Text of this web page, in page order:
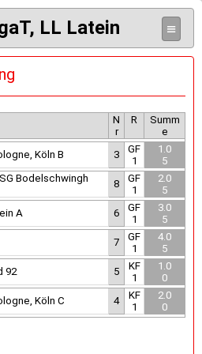
LL Latein ≡
N
r
R
Summ
e
Köln B 3
GF
1
1.0
5
Bodelschwingh
8
GF
1
2.0
5
A 6
GF
1
3.0
5
7
GF
1
4.0
5
92 5
KF
1
1.0
0
Köln C 4
KF
1
2.0
0